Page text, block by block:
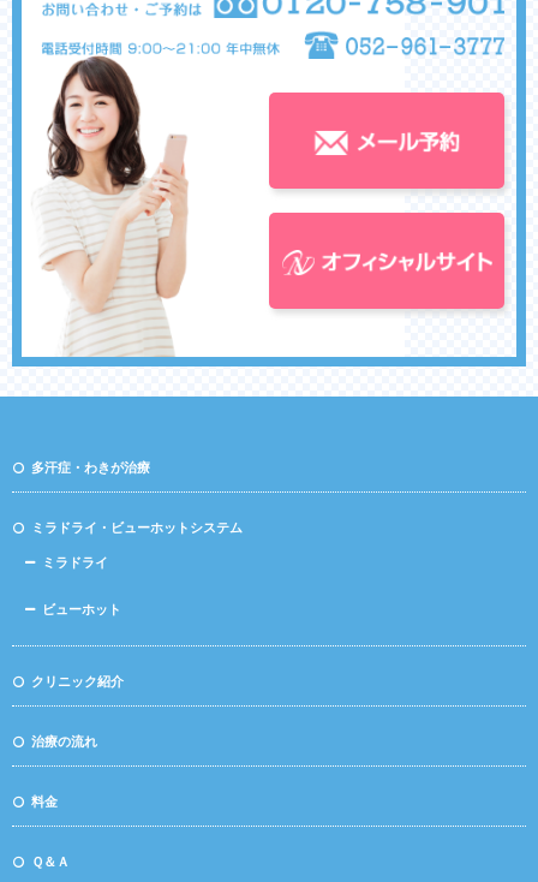
多汗症・わきが治療
ミラドライ・ビューホットシステム
ミラドライ
ビューホット
クリニック紹介
治療の流れ
料金
Ｑ＆Ａ